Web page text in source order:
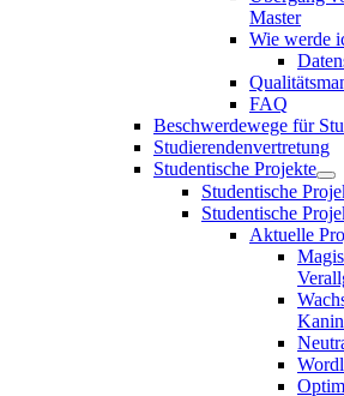
Master
Wie werde
FAQ
Beschwerdewege für
Studierendenvertretung
Studentische Projekte
Studentische
Studentische
Aktuelle